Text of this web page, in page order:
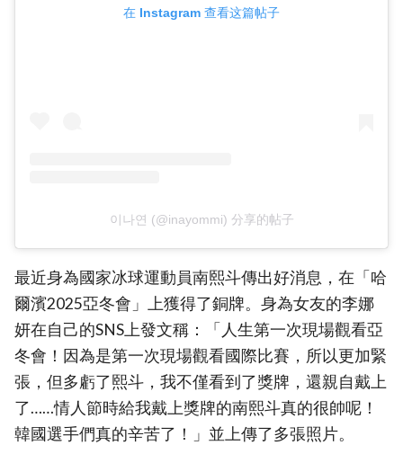
在 Instagram 查看这篇帖子
이나연 (@inayommi) 分享的帖子
最近身為國家冰球運動員南熙斗傳出好消息，在「哈
爾濱2025亞冬會」上獲得了銅牌。身為女友的李娜
妍在自己的SNS上發文稱：「人生第一次現場觀看亞
冬會！因為是第一次現場觀看國際比賽，所以更加緊
張，但多虧了熙斗，我不僅看到了獎牌，還親自戴上
了……情人節時給我戴上獎牌的南熙斗真的很帥呢！
韓國選手們真的辛苦了！」並上傳了多張照片。